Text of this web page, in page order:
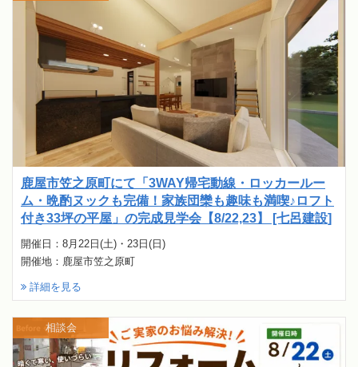
鹿屋市笠之原町にて「3WAY帰宅動線・ロッカールー
ム・晩酌ヌックも完備！家族団欒も趣味も満喫♪ロフト
付き33坪の平屋」の完成見学会【8/22,23】 [七呂建設]
開催日：8月22日(土)・23日(日)
開催地：鹿屋市笠之原町
詳細を見る
相談会